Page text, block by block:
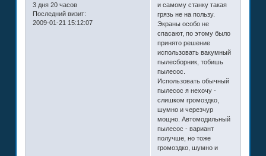
3 дня 20 часов
Последний визит:
2009-01-21 15:12:07
и самому станку такая
грязь не на пользу.
Экраны особо не
спасают, по этому было
принято решение
использовать вакумный
пылесборник, тобишь
пылесос.
Использовать обычный
пылесос я нехочу -
слишком громоздко,
шумно и черезчур
мощно. Автомодильный
пылесос - вариант
получше, но тоже
громоздко, шумно и